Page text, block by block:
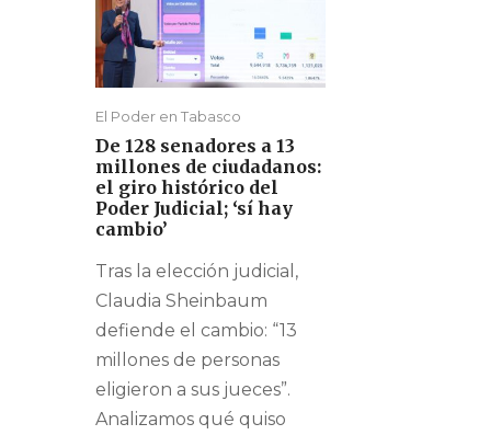
El Poder en Tabasco
De 128 senadores a 13
millones de ciudadanos:
el giro histórico del
Poder Judicial; ‘sí hay
cambio’
Tras la elección judicial,
Claudia Sheinbaum
defiende el cambio: “13
millones de personas
eligieron a sus jueces”.
Analizamos qué quiso